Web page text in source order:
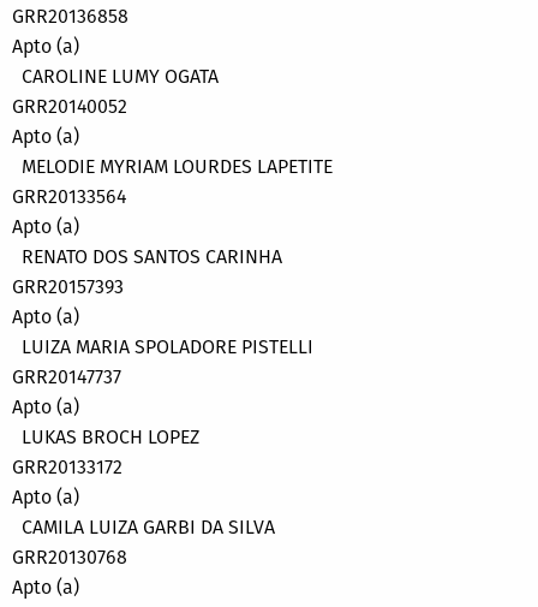
GRR20136858
Apto (a)
CAROLINE LUMY OGATA
GRR20140052
Apto (a)
MELODIE MYRIAM LOURDES LAPETITE
GRR20133564
Apto (a)
RENATO DOS SANTOS CARINHA
GRR20157393
Apto (a)
LUIZA MARIA SPOLADORE PISTELLI
GRR20147737
Apto (a)
LUKAS BROCH LOPEZ
GRR20133172
Apto (a)
CAMILA LUIZA GARBI DA SILVA
GRR20130768
Apto (a)